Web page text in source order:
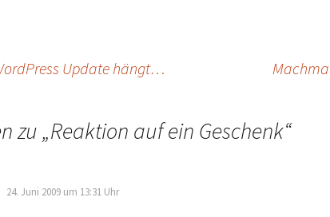
Update hängt…
zu „Reaktion auf ein Geschenk“
24. Juni 2009 um 13:31 Uhr